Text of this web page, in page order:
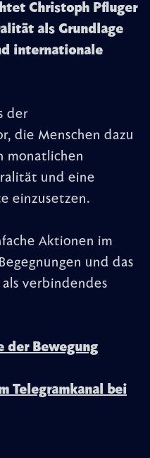
Christoph Pfluger
als Grundlage
internationale
der
die Menschen dazu
monatlichen
und eine
einzusetzen.
Aktionen im
und das
verbindendes
der Bewegung
Telegramkanal bei